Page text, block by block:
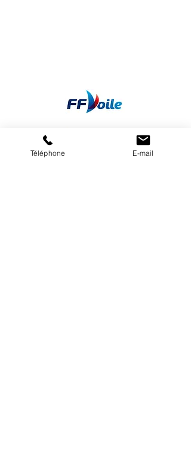
Téléphone E-mail